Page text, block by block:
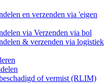
en verzenden via 'eigen
via Verzenden via bol
& verzenden via logistiek
of vermist (RLIM)